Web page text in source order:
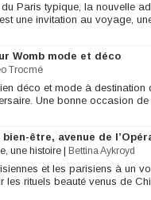
Paris typique, la nouvelle
une invitation au voyage,
Womb mode et déco
Trocmé
déco et mode à destination
Une bonne occasion
être, avenue de
une histoire Bettina Aykroyd
et les parisiens à un
les rituels beauté venus de